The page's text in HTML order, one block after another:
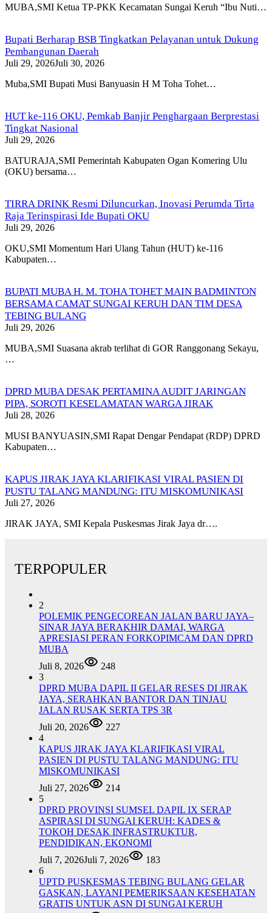
MUBA,SMI Ketua TP-PKK Kecamatan Sungai Keruh “Ibu Nuti…
Bupati Berharap BSB Tingkatkan Pelayanan untuk Dukung
Pembangunan Daerah
Juli 29, 2026Juli 30, 2026
Muba,SMI Bupati Musi Banyuasin H M Toha Tohet…
HUT ke-116 OKU, Pemkab Banjir Penghargaan Berprestasi
Tingkat Nasional
Juli 29, 2026
BATURAJA,SMI Pemerintah Kabupaten Ogan Komering Ulu
(OKU) bersama…
TIRRA DRINK Resmi Diluncurkan, Inovasi Perumda Tirta
Raja Terinspirasi Ide Bupati OKU
Juli 29, 2026
OKU,SMI Momentum Hari Ulang Tahun (HUT) ke-116
Kabupaten…
BUPATI MUBA H. M. TOHA TOHET MAIN BADMINTON
BERSAMA CAMAT SUNGAI KERUH DAN TIM DESA
TEBING BULANG
Juli 29, 2026
MUBA,SMI Suasana akrab terlihat di GOR Ranggonang Sekayu,
…
DPRD MUBA DESAK PERTAMINA AUDIT JARINGAN
PIPA, SOROTI KESELAMATAN WARGA JIRAK
Juli 28, 2026
MUSI BANYUASIN,SMI Rapat Dengar Pendapat (RDP) DPRD
Kabupaten…
KAPUS JIRAK JAYA KLARIFIKASI VIRAL PASIEN DI
PUSTU TALANG MANDUNG: ITU MISKOMUNIKASI
Juli 27, 2026
JIRAK JAYA, SMI Kepala Puskesmas Jirak Jaya dr….
TERPOPULER
2
POLEMIK PENGECOREAN JALAN BARU JAYA–
SINAR JAYA BERAKHIR DAMAI, WARGA
APRESIASI PERAN FORKOPIMCAM DAN DPRD
MUBA
Juli 8, 2026
248
3
DPRD MUBA DAPIL II GELAR RESES DI JIRAK
JAYA, SERAHKAN BANTOR DAN TINJAU
JALAN RUSAK SERTA TPS 3R
Juli 20, 2026
227
4
KAPUS JIRAK JAYA KLARIFIKASI VIRAL
PASIEN DI PUSTU TALANG MANDUNG: ITU
MISKOMUNIKASI
Juli 27, 2026
214
5
DPRD PROVINSI SUMSEL DAPIL IX SERAP
ASPIRASI DI SUNGAI KERUH: KADES &
TOKOH DESAK INFRASTRUKTUR,
PENDIDIKAN, EKONOMI
Juli 7, 2026Juli 7, 2026
183
6
UPTD PUSKESMAS TEBING BULANG GELAR
GASKAN, LAYANI PEMERIKSAAN KESEHATAN
GRATIS UNTUK ASN DI SUNGAI KERUH